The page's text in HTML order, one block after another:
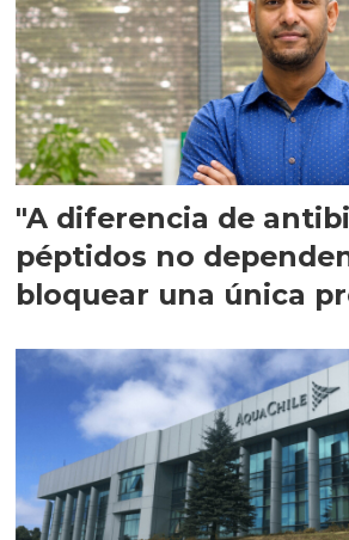
"A diferencia de
péptidos no
bloquear una única